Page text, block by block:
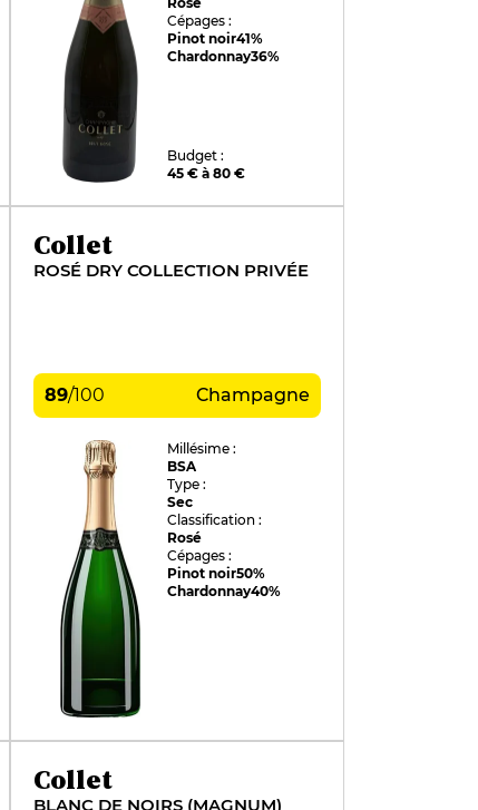
Cépages :
Pinot noir41%
Chardonnay36%
Budget :
45 € à 80 €
Collet
ROSÉ DRY COLLECTION PRIVÉE
89/100 Champagne
Millésime :
BSA
Type :
Sec
Classification :
Rosé
Cépages :
Pinot noir50%
Chardonnay40%
Collet
BLANC DE NOIRS (MAGNUM)